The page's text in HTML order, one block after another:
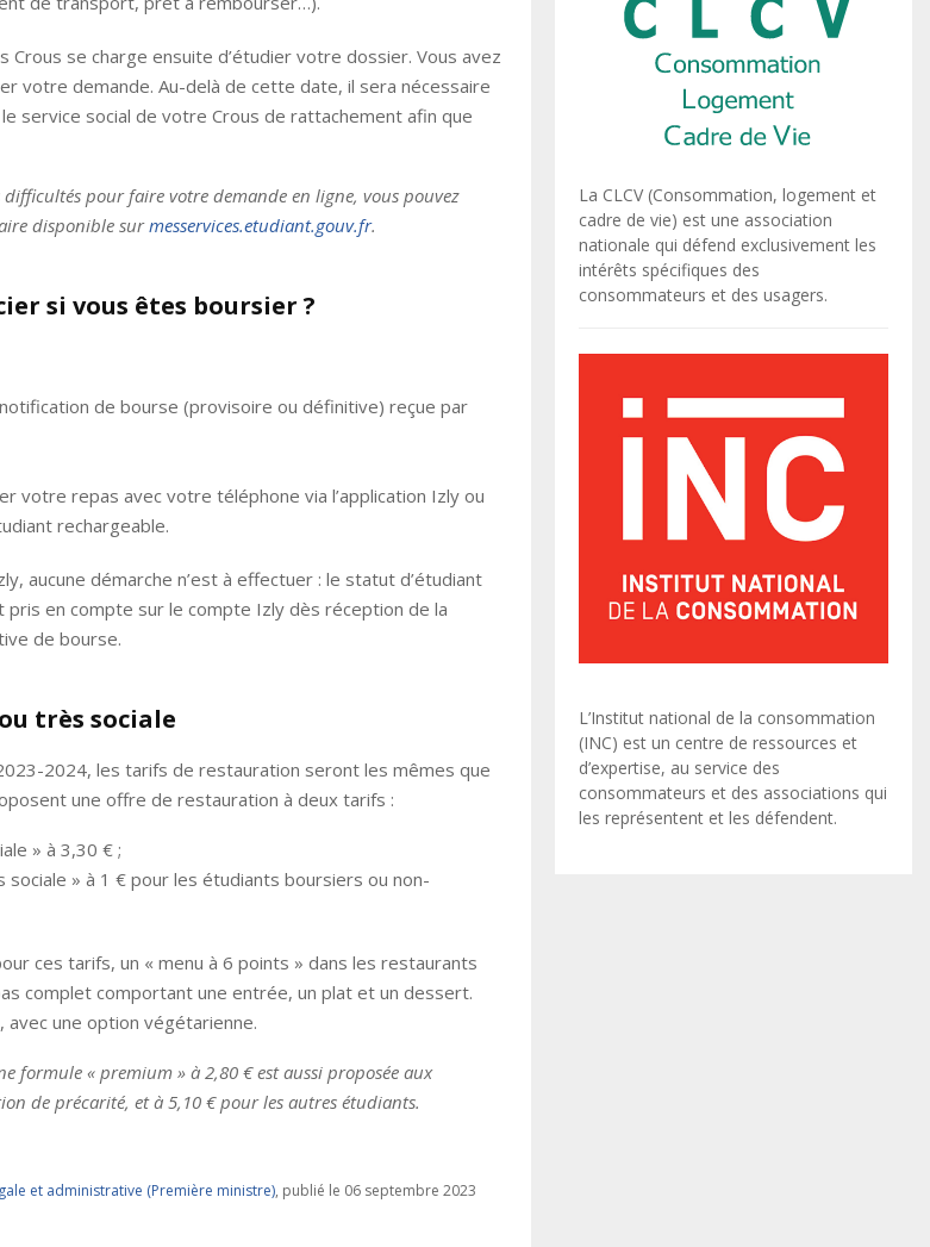
Crous se charge ensuite d’étudier votre dossier. Vous avez
votre demande. Au-delà de cette date, il sera nécessaire
service social de votre Crous de rattachement afin que
difficultés pour faire votre demande en ligne, vous pouvez
disponible surmesservices.etudiant.gouv.fr.
si vous êtes boursier ?
de bourse (provisoire ou définitive) reçue par
votre repas avec votre téléphone via l’application Izly ou
rechargeable.
aucune démarche n’est à effectuer : le statut d’étudiant
en compte sur le compte Izly dès réception de la
de bourse.
très sociale
2024, les tarifs de restauration seront les mêmes que
une offre de restauration à deux tarifs :
» à 3,30 € ;
» à 1 € pour les étudiants boursiers ou non-
ces tarifs, un « menu à 6 points » dans les restaurants
complet comportant une entrée, un plat et un dessert.
une option végétarienne.
formule « premium » à 2,80 € est aussi proposée aux
de précarité, et à 5,10 € pour les autres étudiants.
et administrative (Première ministre), publié le 06 septembre 2023
La CLCV (Consommation, logement et
cadre de vie) est une association
nationale qui défend exclusivement les
intérêts spécifiques des
consommateurs et des usagers.
L’Institut national de la consommation
(INC) est un centre de ressources et
d’expertise, au service des
consommateurs et des associations qui
les représentent et les défendent.